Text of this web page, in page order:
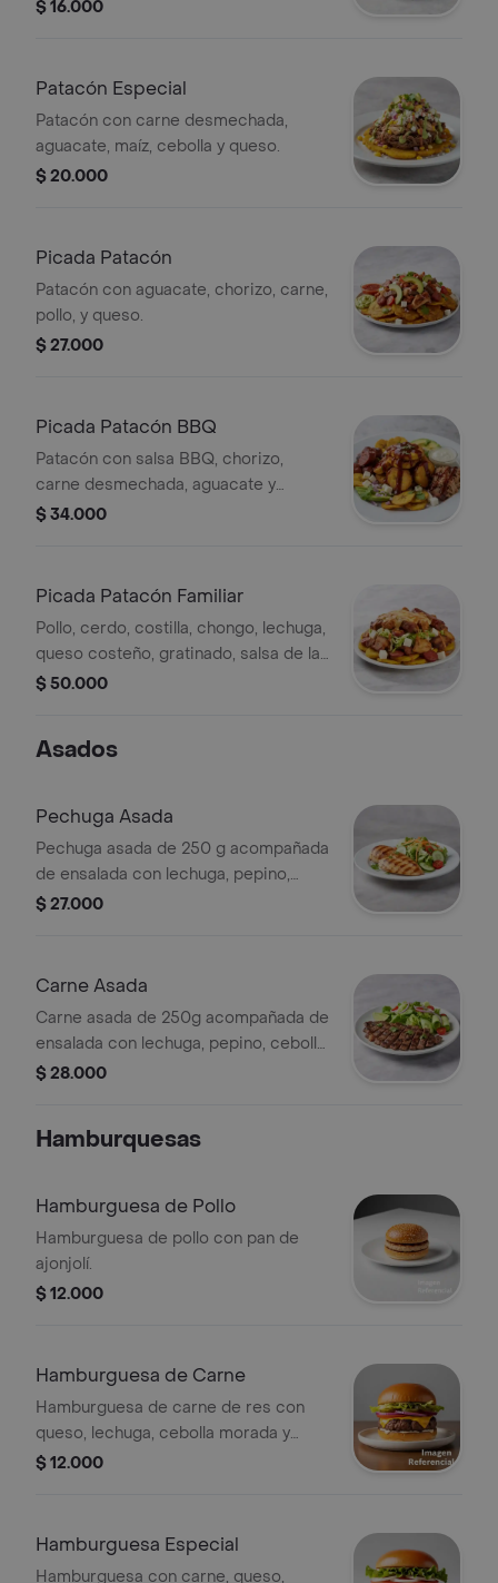
$ 16.000
Patacón Especial
Patacón con carne desmechada,
aguacate, maíz, cebolla y queso.
$ 20.000
Picada Patacón
Patacón con aguacate, chorizo, carne,
pollo, y queso.
$ 27.000
Picada Patacón BBQ
Patacón con salsa BBQ, chorizo,
carne desmechada, aguacate y
queso.
$ 34.000
Picada Patacón Familiar
Pollo, cerdo, costilla, chongo, lechuga,
queso costeño, gratinado, salsa de la
casa
$ 50.000
Asados
Pechuga Asada
Pechuga asada de 250 g acompañada
de ensalada con lechuga, pepino,
zanahoria y tomate cherry.
$ 27.000
Carne Asada
Carne asada de 250g acompañada de
ensalada con lechuga, pepino, cebolla
morada y tomate cherry.
$ 28.000
Hamburquesas
Hamburguesa de Pollo
Hamburguesa de pollo con pan de
ajonjolí.
$ 12.000
Hamburguesa de Carne
Hamburguesa de carne de res con
queso, lechuga, cebolla morada y
pepinillos en pan suave.
$ 12.000
Hamburguesa Especial
Hamburguesa con carne, queso,